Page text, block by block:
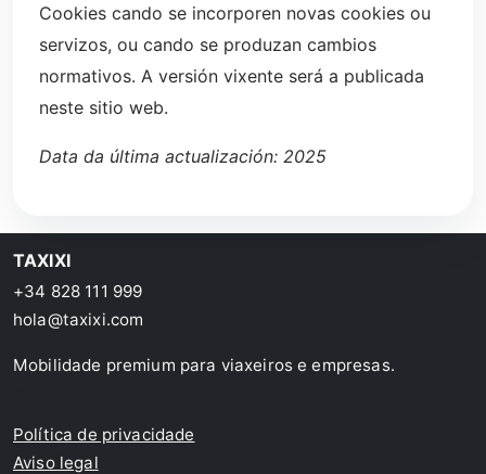
Cookies cando se incorporen novas cookies ou
servizos, ou cando se produzan cambios
normativos. A versión vixente será a publicada
neste sitio web.
Data da última actualización: 2025
TAXIXI
+34 828 111 999
hola@taxixi.com
Mobilidade premium para viaxeiros e empresas.
Política de privacidade
Aviso legal